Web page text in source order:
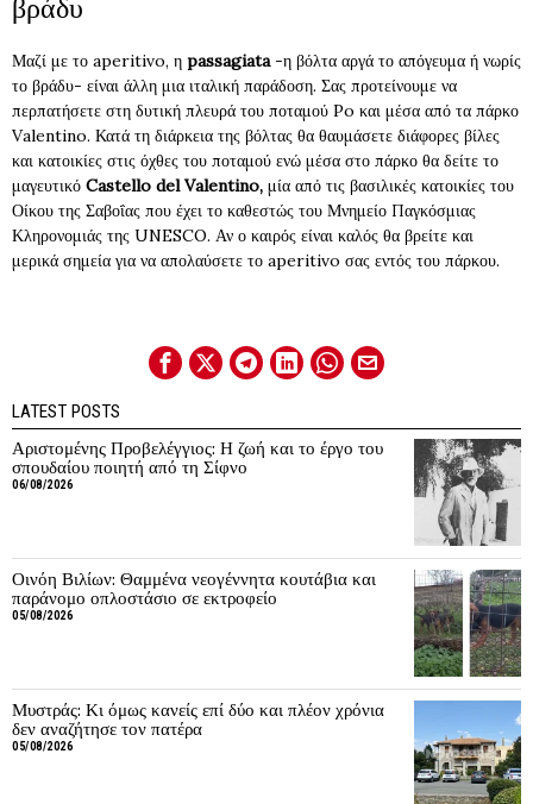
βράδυ
Μαζί με το aperitivo, η passagiata -η βόλτα αργά το απόγευμα ή νωρίς
το βράδυ- είναι άλλη μια ιταλική παράδοση. Σας προτείνουμε να
περπατήσετε στη δυτική πλευρά του ποταμού Po και μέσα από τα πάρκο
Valentino. Κατά τη διάρκεια της βόλτας θα θαυμάσετε διάφορες βίλες
και κατοικίες στις όχθες του ποταμού ενώ μέσα στο πάρκο θα δείτε το
μαγευτικό Castello del Valentino, μία από τις βασιλικές κατοικίες του
Οίκου της Σαβοΐας που έχει το καθεστώς του Μνημείο Παγκόσμιας
Κληρονομιάς της UNESCO. Αν ο καιρός είναι καλός θα βρείτε και
μερικά σημεία για να απολαύσετε το aperitivo σας εντός του πάρκου.
LATEST POSTS
Αριστομένης Προβελέγγιος: Η ζωή και το έργο του
σπουδαίου ποιητή από τη Σίφνο
06/08/2026
Οινόη Βιλίων: Θαμμένα νεογέννητα κουτάβια και
παράνομο οπλοστάσιο σε εκτροφείο
05/08/2026
Μυστράς: Κι όμως κανείς επί δύο και πλέον χρόνια
δεν αναζήτησε τον πατέρα
05/08/2026